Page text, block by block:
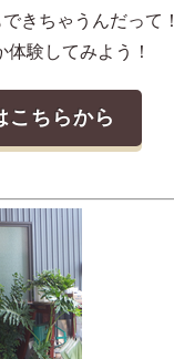
きちゃうんだって！
験してみよう！
こちらから